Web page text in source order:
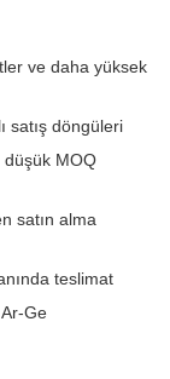
ve daha yüksek
satış döngüleri
düşük MOQ
satın alma
teslimat
Ar-Ge